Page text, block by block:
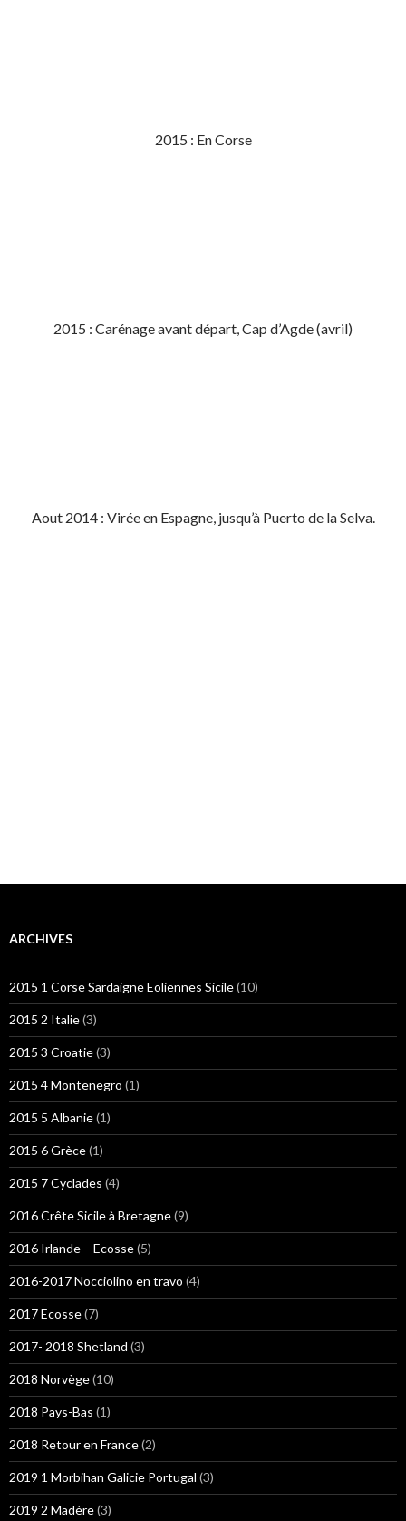
2015 : En Corse
2015 : Carénage avant départ, Cap d’Agde (avril)
Aout 2014 : Virée en Espagne, jusqu’à Puerto de la Selva.
ARCHIVES
2015 1 Corse Sardaigne Eoliennes Sicile(10)
2015 2 Italie(3)
2015 3 Croatie(3)
2015 4 Montenegro (1)
2015 5 Albanie(1)
2015 6 Grèce(1)
2015 7 Cyclades (4)
2016 Crête Sicile à Bretagne(9)
2016 Irlande – Ecosse(5)
2016-2017 Nocciolino en travo (4)
2017 Ecosse(7)
2017- 2018 Shetland (3)
2018 Norvège(10)
2018 Pays-Bas (1)
2018 Retour en France(2)
2019 1 Morbihan Galicie Portugal (3)
2019 2 Madère(3)